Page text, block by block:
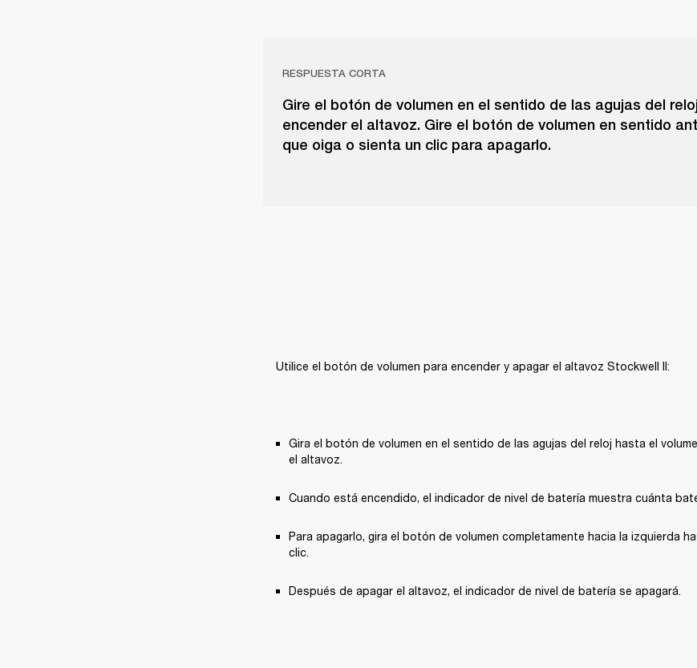
RESPUESTA CORTA
Gire el botón de volumen en el sentido de las agujas del
encender el altavoz. Gire el botón de volumen en sentido
que oiga o sienta un clic para apagarlo.
Utilice el botón de volumen para encender y apagar el altavoz Stockwell II:
Gira el botón de volumen en el sentido de las agujas del reloj hasta el
el altavoz.
Cuando está encendido, el indicador de nivel de batería muestra cuánta
Para apagarlo, gira el botón de volumen completamente hacia la izquierda
clic.
Después de apagar el altavoz, el indicador de nivel de batería se apagará.